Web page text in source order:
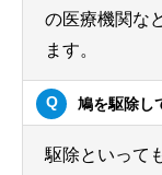
の医療機関な
ます。
鳩を駆除し
駆除といって